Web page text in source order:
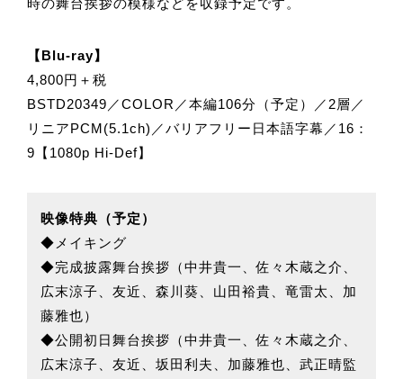
時の舞台挨拶の模様などを収録予定です。
【Blu-ray】
4,800円＋税
BSTD20349／COLOR／本編106分（予定）／2層／
リニアPCM(5.1ch)／バリアフリー日本語字幕／16：
9【1080p Hi-Def】
映像特典（予定）
◆メイキング
◆完成披露舞台挨拶（中井貴一、佐々木蔵之介、
広末涼子、友近、森川葵、山田裕貴、竜雷太、加
藤雅也）
◆公開初日舞台挨拶（中井貴一、佐々木蔵之介、
広末涼子、友近、坂田利夫、加藤雅也、武正晴監